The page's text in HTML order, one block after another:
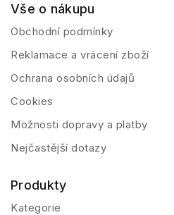
Vše o nákupu
Obchodní podmínky
Reklamace a vrácení zboží
Ochrana osobních údajů
Cookies
Možnosti dopravy a platby
Nejčastější dotazy
Produkty
Kategorie